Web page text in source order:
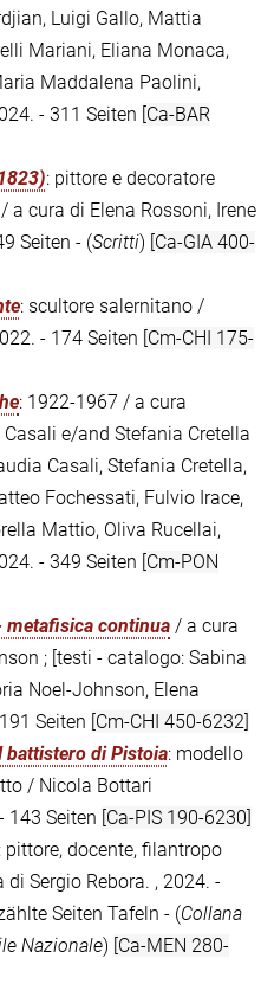
Luigi Gallo, Mattia
Mariani, Eliana Monaca,
Maddalena Paolini,
- 311 Seiten [Ca-BAR
: pittore e decoratore
a cura di Elena Rossoni, Irene
Seiten - (Scritti) [Ca-GIA 400-
: scultore salernitano /
- 174 Seiten [Cm-CHI 175-
: 1922-1967 / a cura
e/and Stefania Cretella
Casali, Stefania Cretella,
Fochessati, Fulvio Irace,
Mattio, Oliva Rucellai,
- 349 Seiten [Cm-PON
metafisica continua / a cura
; [testi - catalogo: Sabina
Noel-Johnson, Elena
Seiten [Cm-CHI 450-6232]
battistero di Pistoia: modello
/ Nicola Bottari
143 Seiten [Ca-PIS 190-6230]
pittore, docente, filantropo
Sergio Rebora. , 2024. -
Seiten Tafeln - (Collana
Nazionale) [Ca-MEN 280-